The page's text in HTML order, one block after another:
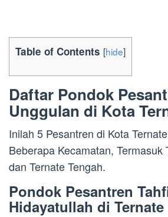
Table of Contents [hide]
Daftar Pondok
Unggulan di Kota
Inilah 5 Pesantren di Kota
Beberapa Kecamatan, Termasuk
dan Ternate Tengah.
Pondok Pesantren
Hidayatullah di Ternate